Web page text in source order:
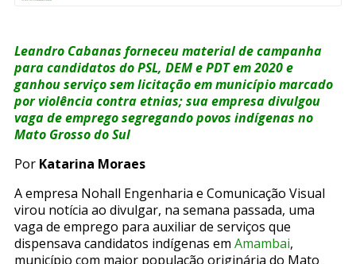
Leandro Cabanas forneceu material de campanha
para candidatos do PSL, DEM e PDT em 2020 e
ganhou serviço sem licitação em município marcado
por violência contra etnias; sua empresa divulgou
vaga de emprego segregando povos indígenas no
Mato Grosso do Sul
Por Katarina Moraes
A empresa Nohall Engenharia e Comunicação Visual
virou notícia ao divulgar, na semana passada, uma
vaga de emprego para auxiliar de serviços que
dispensava candidatos indígenas em Amambai,
município com maior população originária do Mato